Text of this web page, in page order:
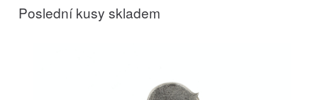
Poslední kusy skladem